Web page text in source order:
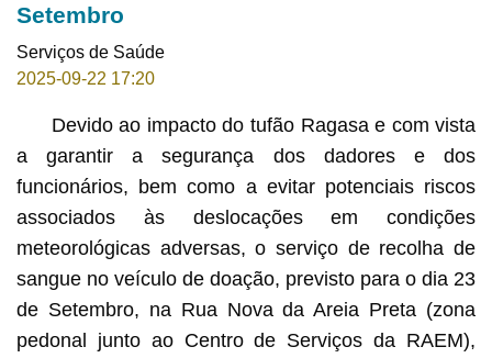
Setembro
Serviços de Saúde
2025-09-22 17:20
Devido ao impacto do tufão Ragasa e com vista
a garantir a segurança dos dadores e dos
funcionários, bem como a evitar potenciais riscos
associados às deslocações em condições
meteorológicas adversas, o serviço de recolha de
sangue no veículo de doação, previsto para o dia 23
de Setembro, na Rua Nova da Areia Preta (zona
pedonal junto ao Centro de Serviços da RAEM),